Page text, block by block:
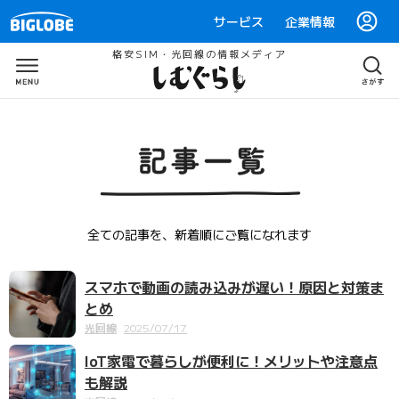
サービス 企業情報
格安SIM・光回線の情報メディア
全ての記事を、新着順にご覧になれます
スマホで動画の読み込みが遅い！原因と対策ま
とめ
光回線 2025/07/17
IoT家電で暮らしが便利に！メリットや注意点
も解説